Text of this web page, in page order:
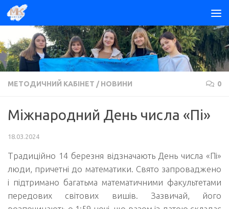
Skip to content
МЕТОДИЧНИЙ КАБІНЕТ / НОВИНИ 0
Міжнародний День числа «Пі»
18.03.2024
Традиційно 14 березня відзначають День числа «Пі»
люди, причетні до математики. Свято запроваджено
і підтримано багатьма математичними факультетами
передових світових вишів. Зазвичай, його